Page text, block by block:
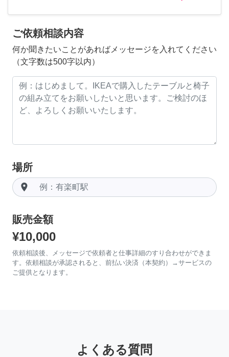
ご依頼相談内容
何か聞きたいことがあればメッセージを入れてください
（文字数は500字以内）
場所
room
販売金額
¥10,000
依頼相談後、メッセージで依頼者と仕事詳細のすり合わせができま
す。依頼相談が承認されると、前払い決済（本契約）→サービスの
ご提供となります。
よくある質問